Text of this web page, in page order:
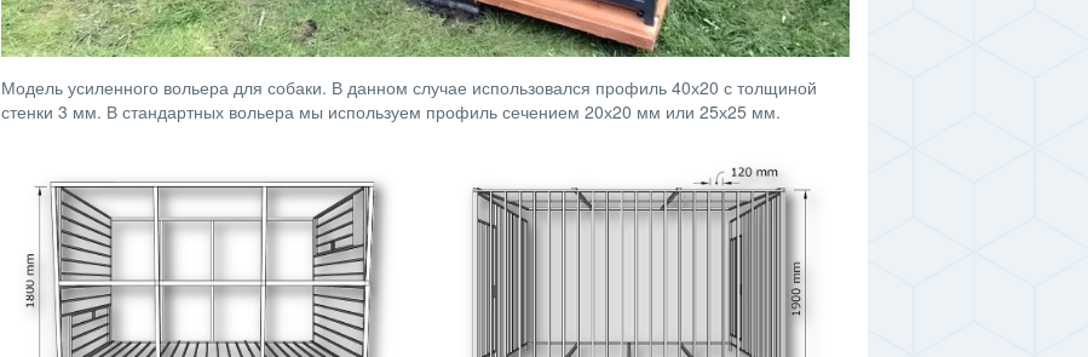
Модель усиленного вольера для собаки. В данном случае использовался профиль 40х20 с толщиной
стенки 3 мм. В стандартных вольера мы используем профиль сечением 20х20 мм или 25х25 мм.